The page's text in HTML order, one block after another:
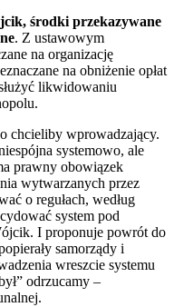
środki przekazywane
. Z ustawowym
na organizację
na obniżenie opłat
likwidowaniu
chcieliby wprowadzający.
systemowo, ale
prawny obowiązek
wytwarzanych przez
o regułach, według
system pod
I proponuje powrót do
samorządy i
wreszcie systemu
odrzucamy –